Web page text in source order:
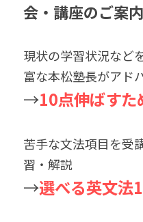
会・講座のご案内
現状の学習状況など
富な本松塾長がアド
→10点伸ばす
苦手な文法項目を受
習・解説
→選べる英文法